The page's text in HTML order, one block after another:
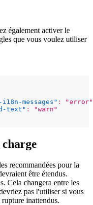
également activer le
que vous voulez utiliser
messages" :
"error"
text" :
"warn"
recommandées pour la
être étendus.
Cela changera entre les
pas l'utiliser si vous
inattendus.